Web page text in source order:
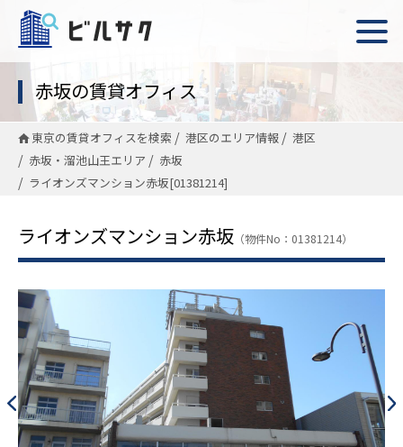
赤坂の賃貸オフィス
東京の賃貸オフィスを検索 港区のエリア情報
港区
赤坂・溜池山王エリア
赤坂
ライオンズマンション赤坂[01381214]
ライオンズマンション赤坂 （物件No：01381214）